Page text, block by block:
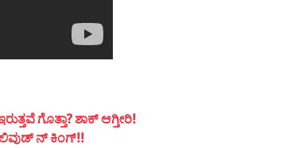
ಗೊತ್ತಾ? ಶಾಕ್ ಆಗ್ತೀರಿ!
ನ್ ಕಿಂಗ್!!